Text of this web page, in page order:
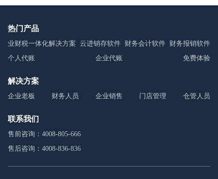
热门产品
业财税一体化解决方案 云进销存软件 财务会计软件 财务报销软件
个人代账
企业代账 免费体验
解决方案
企业老板 财务人员 企业销售 门店管理 仓管人员
联系我们
售前咨询：4008-805-666
售后咨询：4008-836-836